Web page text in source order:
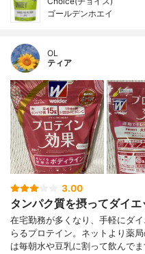
ゴールデンホエイ
OL
ティア
3.00
タンパク質を摂ってダイエ
在宅勤務が多くなり、手軽にダ
らるプロテイン。ネットより薬
は毎朝水や豆乳に割って飲んで